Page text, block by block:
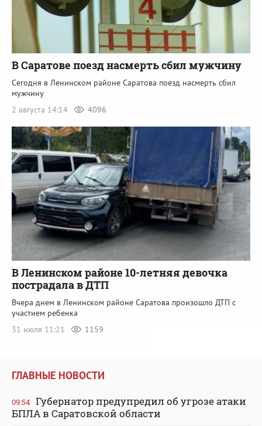
В Саратове поезд насмерть сбил мужчину
Сегодня в Ленинском районе Саратова поезд насмерть сбил
мужчину
2 августа 14:14
4096
В Ленинском районе 10-летняя девочка
пострадала в ДТП
Вчера днем в Ленинском районе Саратова произошло ДТП с
участием ребенка
31 июля 11:21
1159
ГЛАВНЫЕ НОВОСТИ
09:54 Губернатор предупредил об угрозе атаки
БПЛА в Саратовской области